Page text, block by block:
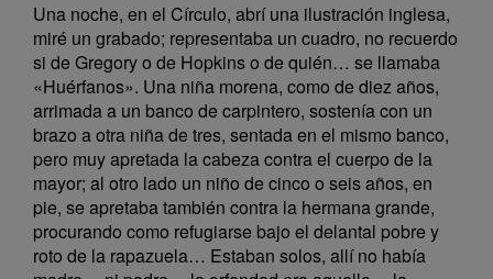
Una noche, en el Círculo, abrí una ilustración inglesa,
miré un grabado; representaba un cuadro, no recuerdo
si de Gregory o de Hopkins o de quién… se llamaba
«Huérfanos». Una niña morena, como de diez años,
arrimada a un banco de carpintero, sostenía con un
brazo a otra niña de tres, sentada en el mismo banco,
pero muy apretada la cabeza contra el cuerpo de la
mayor; al otro lado un niño de cinco o seis años, en
pie, se apretaba también contra la hermana grande,
procurando como refugiarse bajo el delantal pobre y
roto de la rapazuela… Estaban solos, allí no había